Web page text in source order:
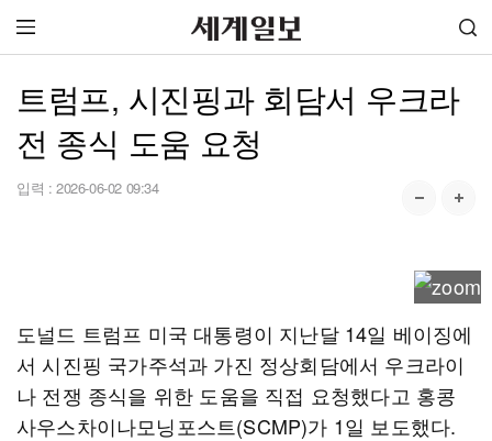
트럼프, 시진핑과 회담서 우크라
전 종식 도움 요청
입력 : 2026-06-02 09:34
도널드 트럼프 미국 대통령이 지난달 14일 베이징에
서 시진핑 국가주석과 가진 정상회담에서 우크라이
나 전쟁 종식을 위한 도움을 직접 요청했다고 홍콩
사우스차이나모닝포스트(SCMP)가 1일 보도했다.